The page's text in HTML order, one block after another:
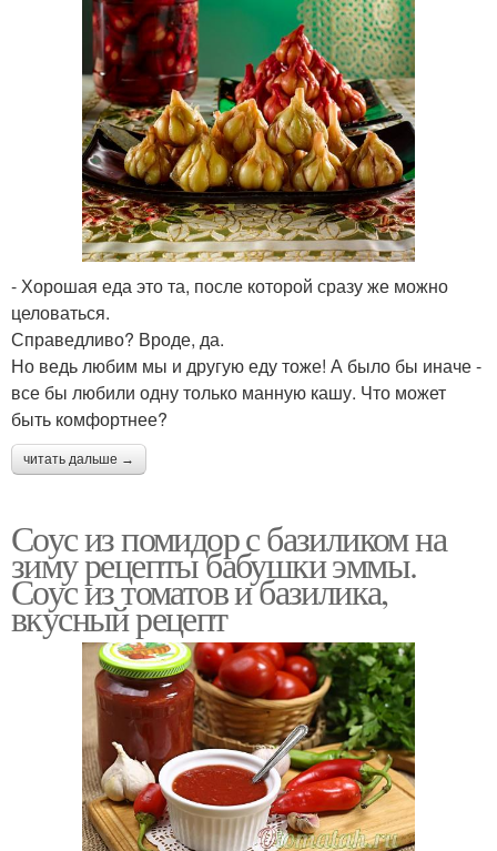
- Хорошая еда это та, после которой сразу же можно
целоваться.
Справедливо? Вроде, да.
Но ведь любим мы и другую еду тоже! А было бы иначе -
все бы любили одну только манную кашу. Что может
быть комфортнее?
читать дальше →
Соус из помидор с базиликом на
зиму рецепты бабушки эммы.
Соус из томатов и базилика,
вкусный рецепт